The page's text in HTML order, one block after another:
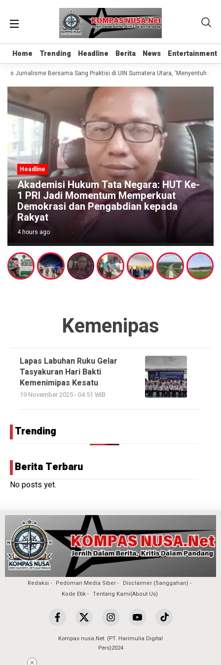
Home Trending Headline Berita News Entertainment
Home Trending Headline Berita News Entertainment
Jurnalisme Bersama Sang Praktisi di UIN Sumatera Utara, ‘Menyentuh Hati
Headline
Akademisi Hukum Tata Negara: HUT Ke-
1 PRI Jadi Momentum Memperkuat
Demokrasi dan Pengabdian kepada
Rakyat
4 hours ago
Kemenipas
Lapas Labuhan Ruku Gelar
Tasyakuran Hari Bakti
Kemenimipas Kesatu
19 November 2025 - 04:51 WIB
Trending
Berita Terbaru
No posts yet.
Redaksi Pedoman Media Siber
Disclaimer (Sanggahan)
Kode Etik
Tentang Kami(About Us)
Kompas nusa.Net. (PT. Harimulia Digital
Pers)2024